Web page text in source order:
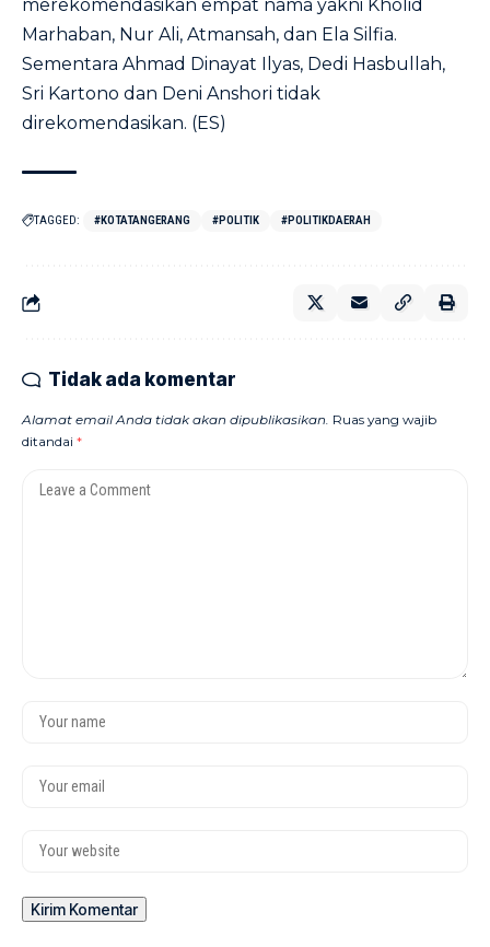
merekomendasikan empat nama yakni Kholid
Marhaban, Nur Ali, Atmansah, dan Ela Silfia.
Sementara Ahmad Dinayat Ilyas, Dedi Hasbullah,
Sri Kartono dan Deni Anshori tidak
direkomendasikan. (ES)
TAGGED: #KOTATANGERANG #POLITIK #POLITIKDAERAH
Tidak ada komentar
Alamat email Anda tidak akan dipublikasikan. Ruas yang wajib
ditandai *